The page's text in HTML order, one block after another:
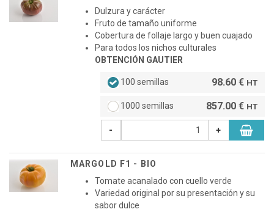
Dulzura y carácter
Fruto de tamaño uniforme
Cobertura de follaje largo y buen cuajado
Para todos los nichos culturales
OBTENCIÓN GAUTIER
100 semillas 98.60 € HT
1000 semillas 857.00 € HT
- +
MARGOLD F1 - BIO
Tomate acanalado con cuello verde
Variedad original por su presentación y su
sabor dulce